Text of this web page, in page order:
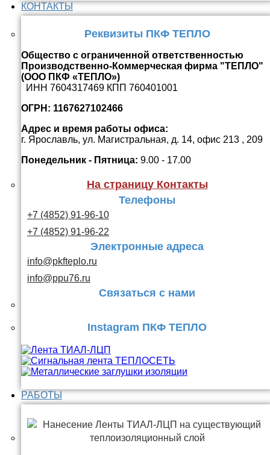
КОНТАКТЫ
Реквизиты ПКФ ТЕПЛО
Общество с ограниченной ответственностью
Производственно-Коммерческая фирма "ТЕПЛО"
(ООО ПКФ «ТЕПЛО»)
ИНН 7604317469 КПП 760401001
ОГРН: 1167627102466
Адрес и время работы офиса:
г. Ярославль, ул. Магистральная, д. 14, офис 213 , 209
Понедельник - Пятница: 9.00 - 17.00
На страницу Контакты
Телефоны
+7 (4852) 91-96-10
+7 (4852) 91-96-22
Электронные адреса
info@pkfteplo.ru
info@ppu76.ru
Связаться с нами
Instagram ПКФ ТЕПЛО
РАБОТЫ